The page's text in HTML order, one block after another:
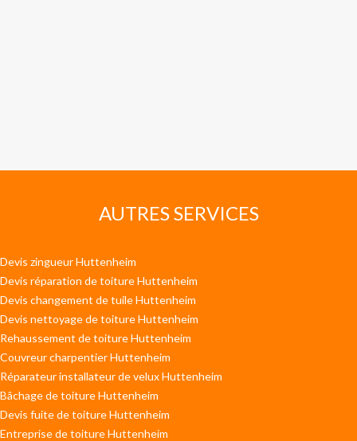
AUTRES SERVICES
Devis zingueur Huttenheim
Devis réparation de toiture Huttenheim
Devis changement de tuile Huttenheim
Devis nettoyage de toiture Huttenheim
Rehaussement de toiture Huttenheim
Couvreur charpentier Huttenheim
Réparateur installateur de velux Huttenheim
Bâchage de toiture Huttenheim
Devis fuite de toiture Huttenheim
Entreprise de toiture Huttenheim